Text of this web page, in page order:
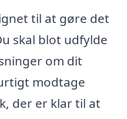
til at gøre det
skal blot udfylde
om dit
modtage
der er klar til at